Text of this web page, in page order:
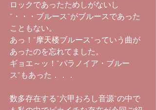
ロックであったためしがないし
”・・・ブルース”がブルースであった
こともない。
あっ！”摩天楼ブルース”っていう曲が
あったのを忘れてました。
ギョエ～ッ！”パラノイア・ブルー
ス”もあった．．．
数多存在する”六甲おろし音源”の中で